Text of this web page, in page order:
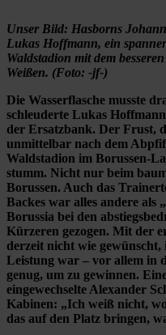
Unser Bild: Hasborns
Lukas Hoffmann, ein
Waldstadion mit dem
Weißen. (Foto: -jf-)
Die Wasserflasche musste
schleuderte Lukas
der Ersatzbank. Der Frust,
unmittelbar nach dem
Waldstadion im Borussen-
stumm. Nicht nur beim
Borussen. Auch das
Backes war alles andere als
Borussia bei den
Kürzeren gezogen. Mit der
derzeit nicht wie
Leistung war – vor allem in
genug, um zu gewinnen.
eingewechselte Alexander
Kabinen: „Ich weiß nicht,
das auf den Platz bringen,